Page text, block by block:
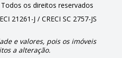
os direitos reservados
21261-J / CRECI SC 2757-JS
e valores, pois os imóveis
a alteração.